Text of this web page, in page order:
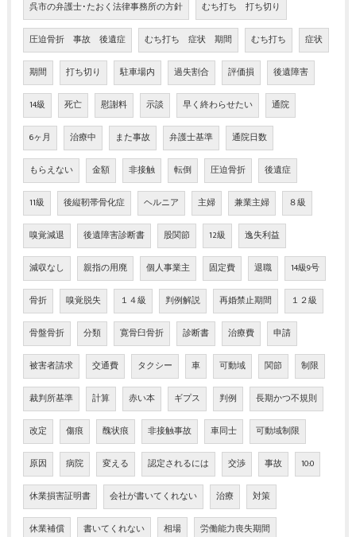
呉市の弁護士･たおく法律事務所の方針 むち打ち 打ち切り
圧迫骨折 事故 後遺症 むち打ち 症状 期間 むち打ち 症状
期間 打ち切り 駐車場内 過失割合 評価損 後遺障害
14級 死亡 慰謝料 示談 早く終わらせたい 通院
6ヶ月 治療中 また事故 弁護士基準 通院日数
もらえない 金額 非接触 転倒 圧迫骨折 後遺症
11級 後縦靭帯骨化症 ヘルニア 主婦 兼業主婦 ８級
嗅覚減退 後遺障害診断書 股関節 12級 逸失利益
減収なし 親指の用廃 個人事業主 固定費 退職 14級9号
骨折 嗅覚脱失 １４級 判例解説 再婚禁止期間 １２級
骨盤骨折 分類 寛骨臼骨折 診断書 治療費 申請
被害者請求 交通費 タクシー 車 可動域 関節 制限
裁判所基準 計算 赤い本 ギプス 判例 長期かつ不規則
改定 傷痕 醜状痕 非接触事故 車同士 可動域制限
原因 病院 変える 認定されるには 交渉 事故 10:0
休業損害証明書 会社が書いてくれない 治療 対策
休業補償 書いてくれない 相場 労働能力喪失期間